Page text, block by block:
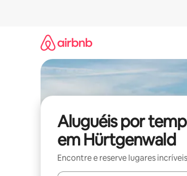
Aluguéis por
em Hürtgenwald
Encontre e reserve lugares